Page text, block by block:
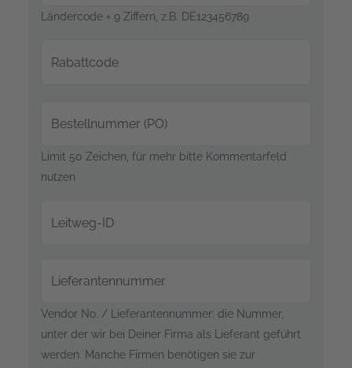
Ländercode + 9 Ziffern, z.B. DE123456789
Rabattcode
Bestellnummer (PO)
Limit 50 Zeichen, für mehr bitte Kommentarfeld
nutzen
Leitweg-ID
Lieferantennummer
Vendor No. / Lieferantennummer: die Nummer,
unter der wir bei Deiner Firma als Lieferant geführt
werden. Manche Firmen benötigen sie zur